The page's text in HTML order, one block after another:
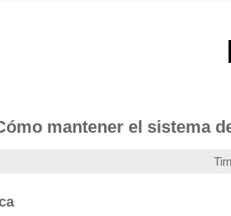
mantener el sistema